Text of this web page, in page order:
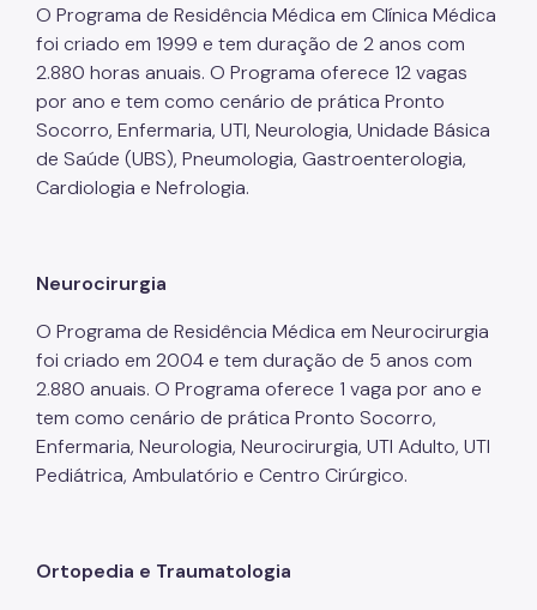
Editais / Consulta Pública
Manuais de Identidade Visual
Notícias
Ouvidoria
Tecnologia da Informação e Comunicação
Vigilância em Saúde
O Programa de Residência Médica em Clínica Médica
foi criado em 1999 e tem duração de 2 anos com
2.880 horas anuais. O Programa oferece 12 vagas
por ano e tem como cenário de prática Pronto
Socorro, Enfermaria, UTI, Neurologia, Unidade Básica
de Saúde (UBS), Pneumologia, Gastroenterologia,
Cardiologia e Nefrologia.
Neurocirurgia
O Programa de Residência Médica em Neurocirurgia
foi criado em 2004 e tem duração de 5 anos com
2.880 anuais. O Programa oferece 1 vaga por ano e
tem como cenário de prática Pronto Socorro,
Enfermaria, Neurologia, Neurocirurgia, UTI Adulto, UTI
Pediátrica, Ambulatório e Centro Cirúrgico.
Ortopedia e Traumatologia